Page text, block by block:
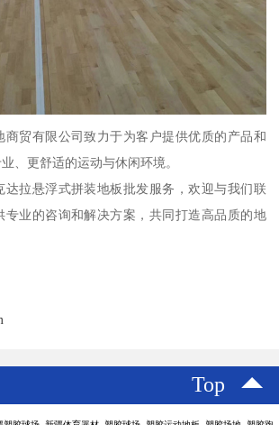
商贸有限公司致力于为客户提供优质的产品和
、更舒适的运动与休闲环境。
达拉悬浮式拼装地板批发服务，欢迎与我们联
专业的咨询和解决方案，共同打造高品质的地
Top